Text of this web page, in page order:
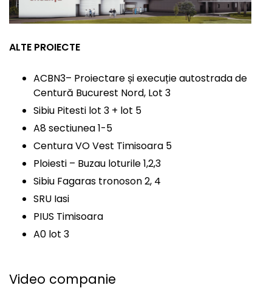
ALTE PROIECTE
ACBN3– Proiectare și execuție autostrada de
Centură Bucurest Nord, Lot 3
Sibiu Pitesti lot 3 + lot 5
A8 sectiunea 1-5
Centura VO Vest Timisoara 5
Ploiesti – Buzau loturile 1,2,3
Sibiu Fagaras tronoson 2, 4
SRU Iasi
PIUS Timisoara
A0 lot 3
Video companie